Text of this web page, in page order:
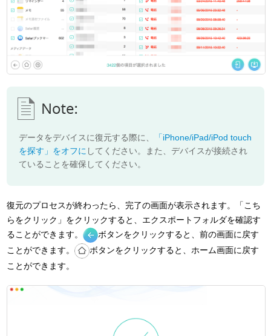
データをデバイスに復元する際に、
「iPhone/iPad/iPod touch
を探す」をオフに してください。また、デバイスが接続され
ていることを確保してください。
復元のプロセスが終わったら、完了の画面が表示されます。「こち
らをクリック」をクリックすると、エクスポートフォルダを確認す
ることができます。
ボタンをクリックすると、前の画面に戻す
ことができます。
ボタンをクリックすると、ホーム画面に戻す
ことができます。